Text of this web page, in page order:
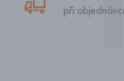
při